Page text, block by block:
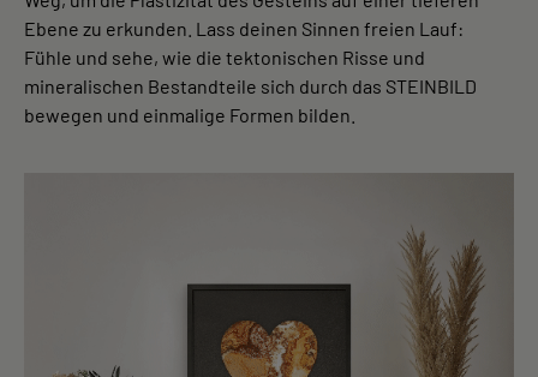
Ebene zu erkunden. Lass deinen Sinnen freien Lauf:
Fühle und sehe, wie die tektonischen Risse und
mineralischen Bestandteile sich durch das STEINBILD
bewegen und einmalige Formen bilden.